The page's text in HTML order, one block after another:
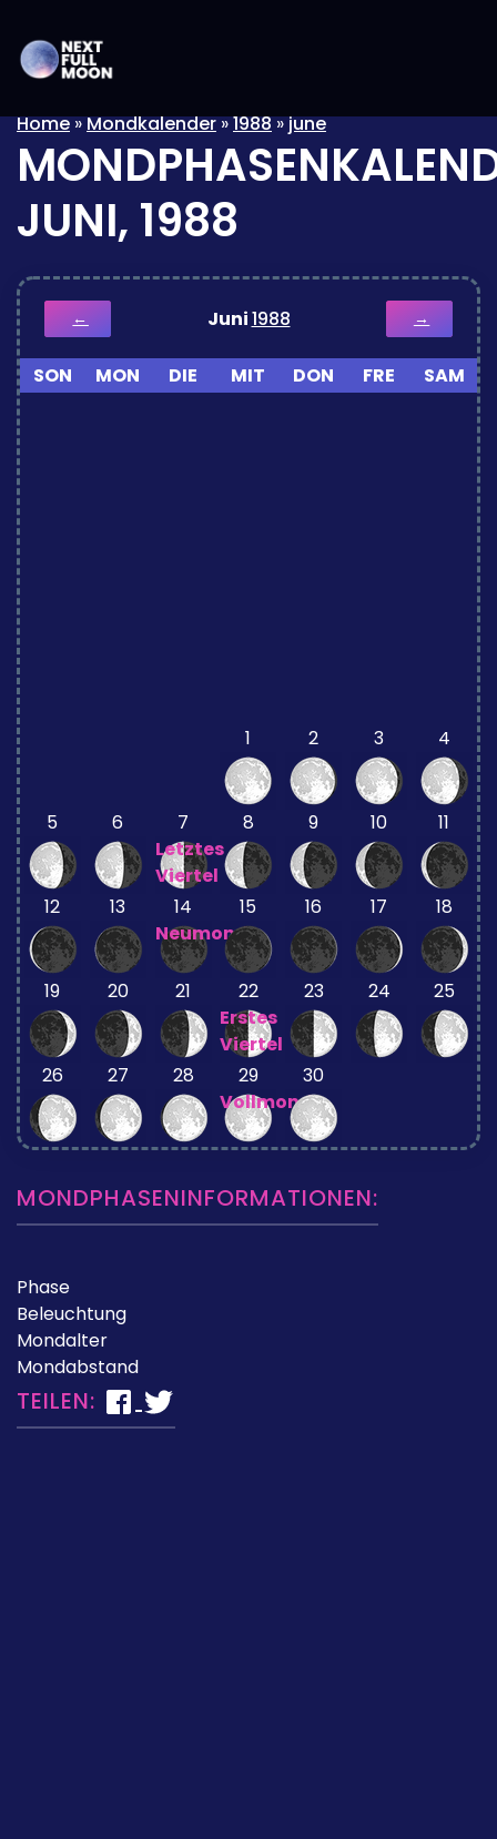
Home»Mondkalender»1988»june
JUNI, 1988
← Juni1988 →
SON MON DIE MIT DON FRE SAM
1 2 3 4
5 6
7
Letztes
Viertel
8 9 10 11
12 13
14
Neumond
15 16 17 18
19 20 21
22
Erstes
Viertel
23 24 25
26 27 28
29
Vollmond
30
MONDPHASENINFORMATIONEN:
Phase
Beleuchtung
Mondalter
Mondabstand
TEILEN: